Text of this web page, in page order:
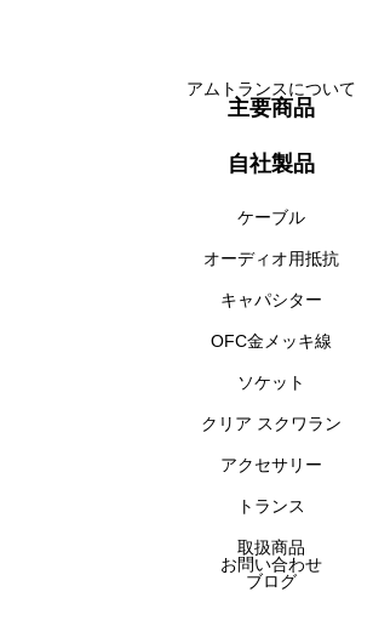
アムトランスについて
主要商品
自社製品
ケーブル
オーディオ用抵抗
キャパシター
OFC金メッキ線
ソケット
クリア スクワラン
アクセサリー
トランス
取扱商品
お問い合わせ
ブログ